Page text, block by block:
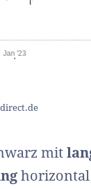
mit
horizontal